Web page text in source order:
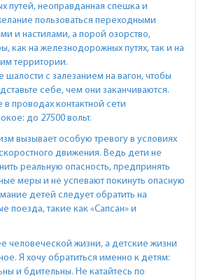
путей, неоправданная спешка и
пользоваться переходными
и настилами, а порой озорство,
как на железнодорожных путях, так и на
территории.
шалости с залезанием на вагон, чтобы
себе, чем они заканчиваются.
проводах контактной сети
до 27500 вольт.
вызывает особую тревогу в условиях
движения. Ведь дети не
реальную опасность, предпринять
меры и не успевают покинуть опасную
детей следует обратить на
поезда, такие как «Сапсан» и
человеческой жизни, а детские жизни
Я хочу обратиться именно к детям:
и бдительны. Не катайтесь по